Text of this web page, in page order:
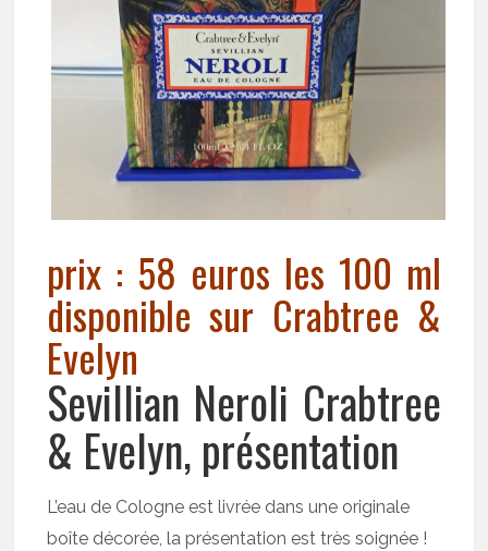
prix : 58 euros les 100 ml
disponible sur Crabtree &
Evelyn
Sevillian Neroli Crabtree
& Evelyn, présentation
L’eau de Cologne est livrée dans une originale
boîte décorée, la présentation est très soignée !